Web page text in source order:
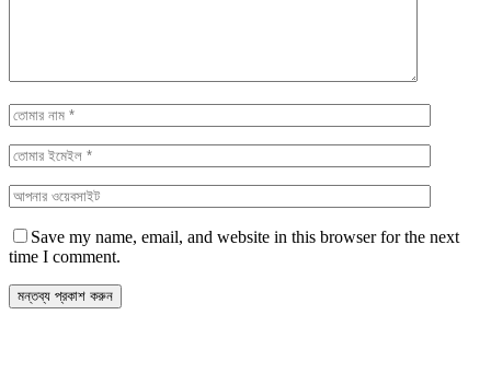
Save my name, email, and website in this browser for the next
time I comment.